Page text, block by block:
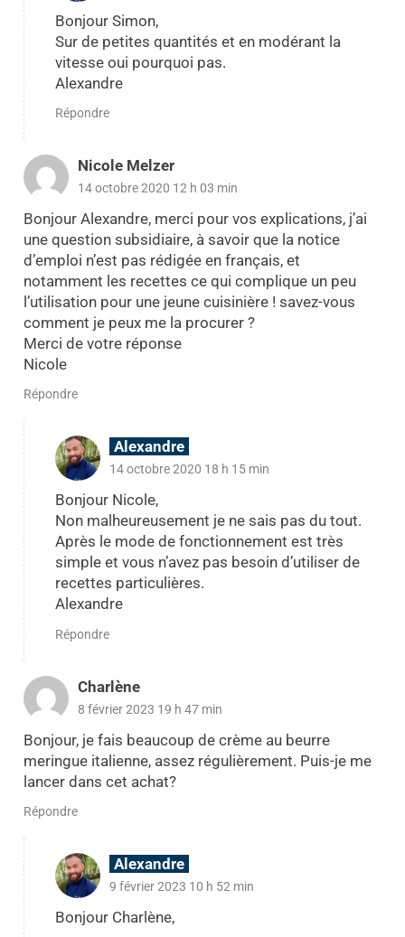
Bonjour Simon,
Sur de petites quantités et en modérant la
vitesse oui pourquoi pas.
Alexandre
Répondre
Nicole Melzer
14 octobre 2020 12 h 03 min
Bonjour Alexandre, merci pour vos explications, j’ai
une question subsidiaire, à savoir que la notice
d’emploi n’est pas rédigée en français, et
notamment les recettes ce qui complique un peu
l’utilisation pour une jeune cuisinière ! savez-vous
comment je peux me la procurer ?
Merci de votre réponse
Nicole
Répondre
Alexandre
14 octobre 2020 18 h 15 min
Bonjour Nicole,
Non malheureusement je ne sais pas du tout.
Après le mode de fonctionnement est très
simple et vous n’avez pas besoin d’utiliser de
recettes particulières.
Alexandre
Répondre
Charlène
8 février 2023 19 h 47 min
Bonjour, je fais beaucoup de crème au beurre
meringue italienne, assez régulièrement. Puis-je me
lancer dans cet achat?
Répondre
Alexandre
9 février 2023 10 h 52 min
Bonjour Charlène,